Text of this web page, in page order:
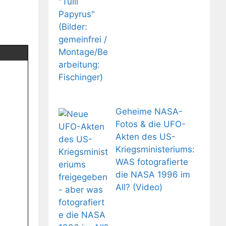
Geheime NASA-
Fotos & die UFO-
Akten des US-
Kriegsministeriums:
WAS fotografierte
die NASA 1996 im
All? (Video)